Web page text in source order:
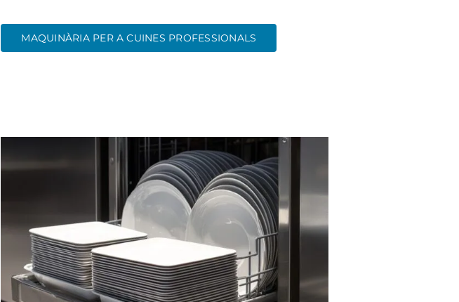
MAQUINÀRIA PER A CUINES PROFESSIONALS